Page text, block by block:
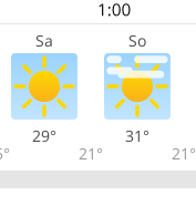
Sa So
29°
21°
31°
21°